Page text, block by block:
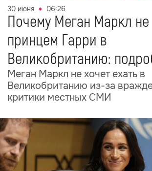
30 июня 06:26
Почему Меган Маркл не
принцем Гарри в
Великобританию:
Меган Маркл не хочет ехать в
Великобританию из-за
критики местных СМИ